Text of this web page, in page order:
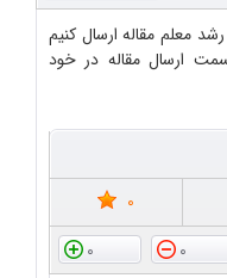
معلم مقاله ارسال کنیم
ارسال مقاله در خود
0
0
0